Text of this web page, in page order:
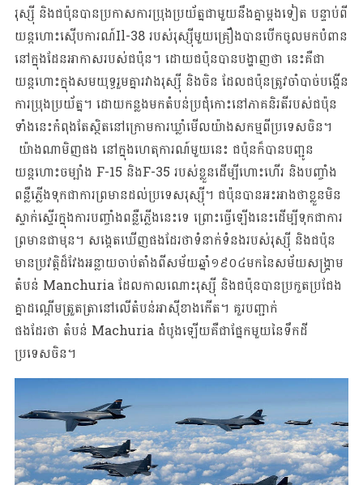
រុស្ស៊ី និងជប៉ុនបានប្រកាសការប្រុងប្រយ័ត្នជាមួយនឹងគ្នាម្តងទៀត បន្ទាប់ពី
យន្តហោះស៊ើបការណ៍Il-38 របស់រុស្ស៊ីមួយគ្រឿងបានបើកចូលមកបំពាន
នៅក្នុងដែនអាកាសរបស់ជប៉ុន។ ដោយជប៉ុនបានបង្ហាញថា នេះគឺជា
យន្តហោះក្នុងសមយុទ្ធរួមគ្នារវាងរុស្ស៊ី និងចិន ដែលជប៉ុនត្រូវចាំបាច់បង្កើន
ការប្រុងប្រយ័ត្ន។ ដោយកន្លងមកតំបន់ប្រជុំកោះនៅភាគនិរតីរបស់ជប៉ុន
ទាំងនេះកំពុងតែស្ថិតនៅក្រោមការឃ្លាំមើលយ៉ាងសកម្មពីប្រទេសចិន។
យ៉ាងណាមិញផង នៅក្នុងហេតុការណ៍មួយនេះ ជប៉ុនក៏បានបញ្ជូន
យន្តហោះចម្បាំង F-15 និងF-35 របស់ខ្លួនដើម្បីហោះហើរ និងបញ្ចាំង
ពន្លឺភ្លើងទុកជាការព្រមានដល់ប្រទេសរុស្ស៊ី។ ជប៉ុនបានអះអាងថាខ្លួនមិន
ស្ទាក់ស្ទើរក្នុងការបញ្ចាំងពន្លឺភ្លើងនេះទេ ព្រោះធ្វើឡើងនេះដើម្បីទុកជាការ
ព្រមានជាមុន។ សង្កេតឃើញផងដែរថាទំនាក់ទំនងរបស់រុស្ស៊ី និងជប៉ុន
មានប្រវត្តិដ៏វែងអន្លាយចាប់តាំងពីសម័យឆ្នាំ១៩០៤មកនៃសម័យសង្គ្រាម
តំបន់ Manchuria ដែលកាលណោះរុស្ស៊ី និងជប៉ុនបានប្រកួតប្រជែង
គ្នាដណ្តើមត្រួតត្រានៅលើតំបន់អាស៊ីខាងកើត។ គួរបញ្ជាក់
ផងដែរថា តំបន់ Machuria ដំបូងឡើយគឺជាផ្នែកមួយនៃទឹកដី
ប្រទេសចិន។